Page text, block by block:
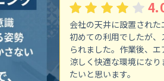
会社の天井に設置された
初めての利用でしたが
られました。作業後、
涼しく快適な環境にな
たいと思います。